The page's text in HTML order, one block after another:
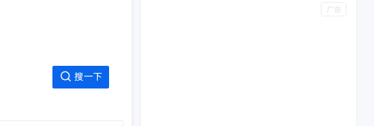
搜一下